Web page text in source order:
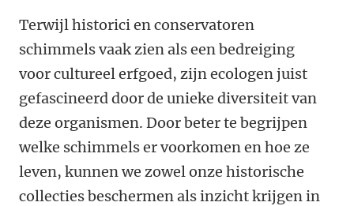
Terwijl historici en conservatoren
schimmels vaak zien als een bedreiging
voor cultureel erfgoed, zijn ecologen juist
gefascineerd door de unieke diversiteit van
deze organismen. Door beter te begrijpen
welke schimmels er voorkomen en hoe ze
leven, kunnen we zowel onze historische
collecties beschermen als inzicht krijgen in